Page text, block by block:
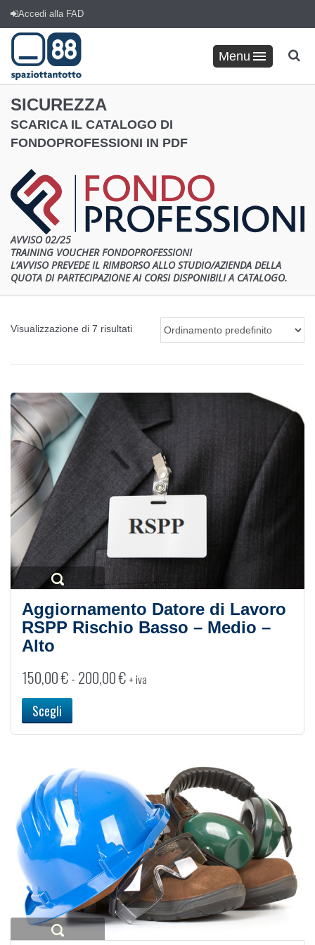
Accedi alla FAD
Menu
SICUREZZA
SCARICA IL CATALOGO DI
FONDOPROFESSIONI IN PDF
AVVISO 02/25
TRAINING VOUCHER FONDOPROFESSIONI
L’AVVISO PREVEDE IL RIMBORSO ALLO STUDIO/AZIENDA DELLA
QUOTA DI PARTECIPAZIONE AI CORSI DISPONIBILI A CATALOGO.
Visualizzazione di 7 risultati
Aggiornamento Datore di Lavoro
RSPP Rischio Basso – Medio –
Alto
150,00€-200,00€Fascia
200,00 €
+ iva
Scegli